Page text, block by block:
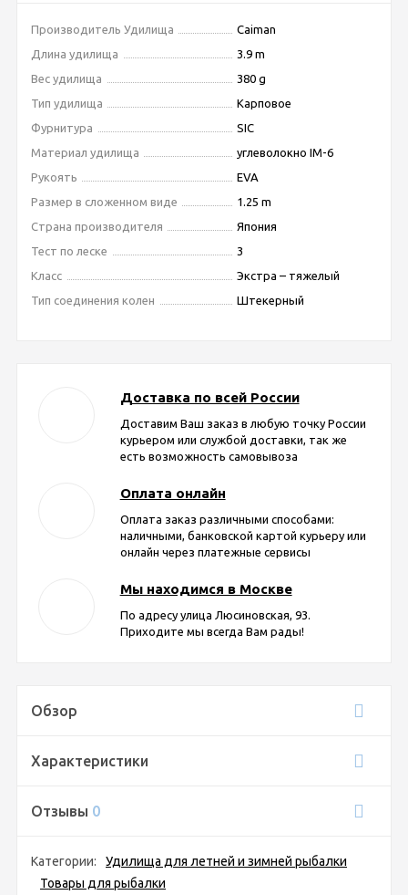
Производитель Удилища
Caiman
Длина удилища
3.9 m
Вес удилища
380 g
Тип удилища
Карповое
Фурнитура
SIC
Материал удилища
углеволокно IM-6
Рукоять
EVA
Размер в сложенном виде
1.25 m
Страна производителя
Япония
Тест по леске
3
Класс
Экстра – тяжелый
Тип соединения колен
Штекерный
Доставка по всей России
Доставим Ваш заказ в любую точку России
курьером или службой доставки, так же
есть возможность самовывоза
Оплата онлайн
Оплата заказ различными способами:
наличными, банковской картой курьеру или
онлайн через платежные сервисы
Мы находимся в Москве
По адресу улица Люсиновская, 93.
Приходите мы всегда Вам рады!
Обзор
Характеристики
Отзывы 0
Категории:
Удилища для летней и зимней рыбалки
Товары для рыбалки